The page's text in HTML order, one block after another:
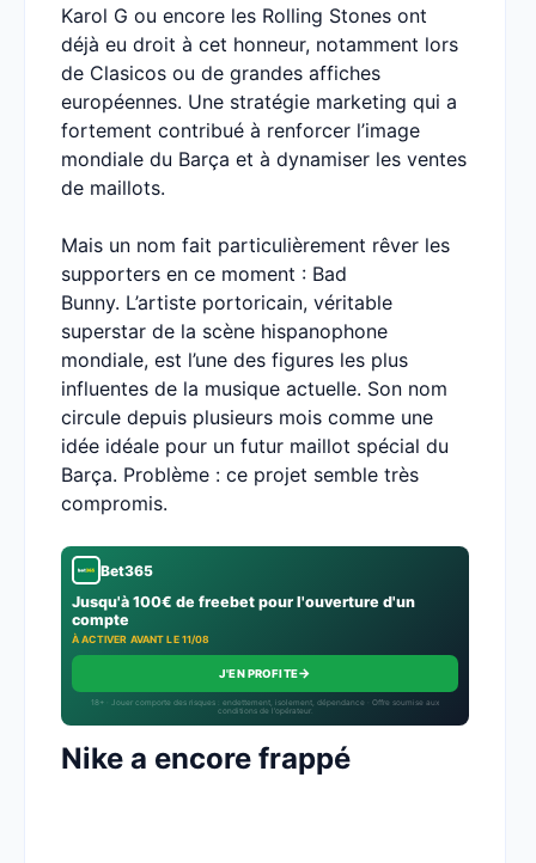
Karol G ou encore les Rolling Stones ont
déjà eu droit à cet honneur, notamment lors
de Clasicos ou de grandes affiches
européennes. Une stratégie marketing qui a
fortement contribué à renforcer l’image
mondiale du Barça et à dynamiser les ventes
de maillots.
Mais un nom fait particulièrement rêver les
supporters en ce moment : Bad
Bunny. L’artiste portoricain, véritable
superstar de la scène hispanophone
mondiale, est l’une des figures les plus
influentes de la musique actuelle. Son nom
circule depuis plusieurs mois comme une
idée idéale pour un futur maillot spécial du
Barça. Problème : ce projet semble très
compromis.
Bet365
Jusqu'à 100€ de freebet pour l'ouverture d'un
compte
À ACTIVER AVANT LE 11/08
J'EN PROFITE→
18+ · Jouer comporte des risques : endettement, isolement, dépendance · Offre soumise aux
conditions de l’opérateur.
Nike a encore frappé